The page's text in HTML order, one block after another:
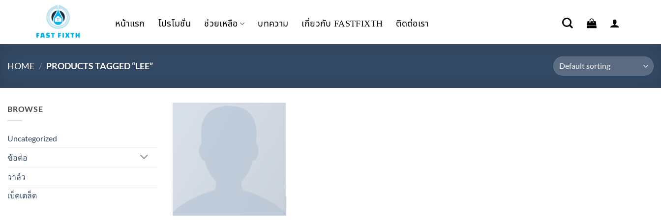
หน้าแรก โปรโมชั่น ช่วยเหลือ บทความ เกี่ยวกับ FASTFIXTH ติดต่อเรา
HOME / PRODUCTS TAGGED “LEE”
BROWSE
Uncategorized
ข้อต่อ
วาล์ว
เบ็ดเตล็ด